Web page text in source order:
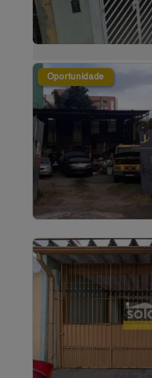
Oportunidade